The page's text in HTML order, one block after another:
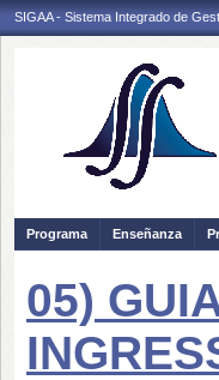
SIGAA - Sistema Integrado de
Programa Enseñanza
05)